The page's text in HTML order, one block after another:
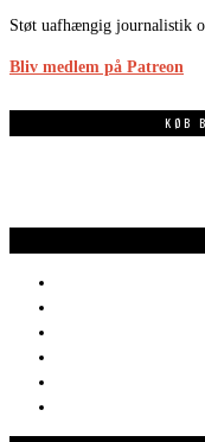
Støt uafhængig journalistik
Bliv medlem på Patreon
KØB